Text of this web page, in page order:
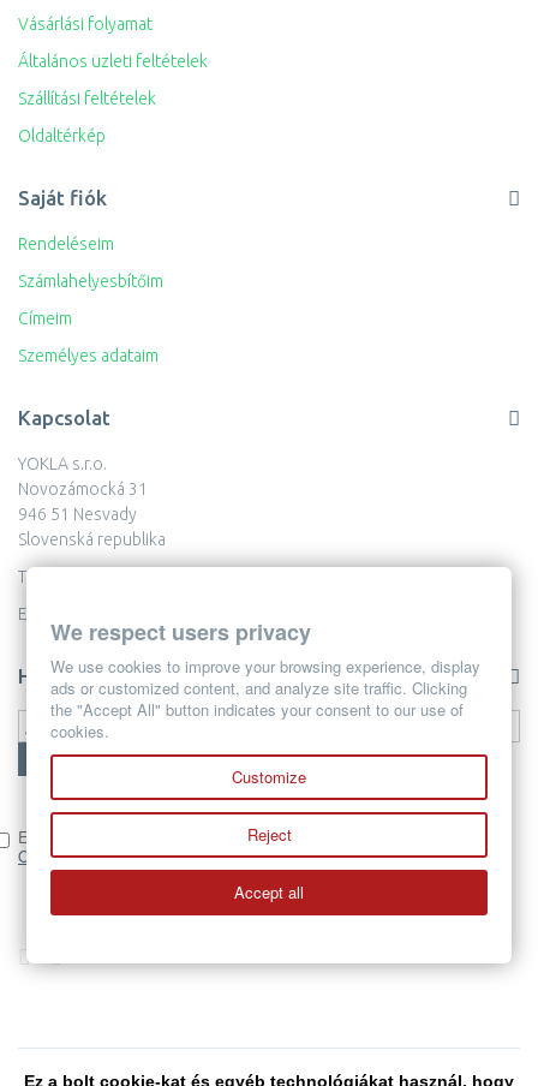
Vásárlási folyamat
Általános üzleti feltételek
Szállítási feltételek
Oldaltérkép
Saját fiók
Rendeléseim
Számlahelyesbítőim
Címeim
Személyes adataim
Kapcsolat
YOKLA s.r.o.
Novozámocká 31
946 51 Nesvady
Slovenská republika
Tel:
E-mail:
Hírlevél
Egyetértek a személyes adatok feldolgozásával és védelmével.
Olvassa el a teljes nyilatkozatot
Ez a bolt cookie-kat és egyéb technológiákat használ, hogy
We respect users privacy
We use cookies to improve your browsing experience, display
ads or customized content, and analyze site traffic. Clicking
the "Accept All" button indicates your consent to our use of
cookies.
Customize
Reject
Accept all